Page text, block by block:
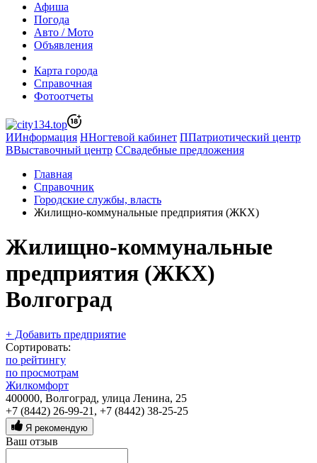
Афиша
Погода
Авто / Мото
Объявления
Карта города
Справочная
Фотоотчеты
ИИнформация ННогтевой кабинет ППатриотический центр
ВВыставочный центр ССвадебные предложения
Главная
Справочник
Городские службы, власть
Жилищно-коммунальные предприятия (ЖКХ)
Жилищно-коммунальные
предприятия (ЖКХ)
Волгоград
+ Добавить предприятие
Сортировать:
по рейтингу
по просмотрам
Жилкомфорт
400000, Волгоград, улица Ленина, 25
+7 (8442) 26-99-21 , +7 (8442) 38-25-25
Я рекомендую
Ваш отзыв